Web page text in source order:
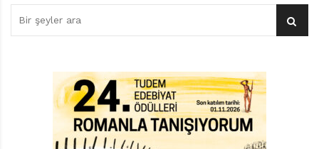
Diskdünya’yı yazarken birçok mitolojik öyküden,
fantastik edebiyatın diğer yazar ve eserlerinden ilham
olan okurlar büyük olasılıkla Diskdünya’nın daha çok
tadını çıkaracaktır. Bir kaplumbağanın üzerindeki dört
filin sırtladığı bir diskten oluşuyor bu dünya. Bir
haftasında sekiz gün, ışık spektrumunda sekiz renk